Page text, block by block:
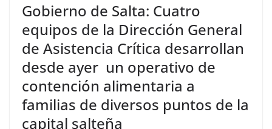
Gobierno de Salta: Cuatro
equipos de la Dirección General
de Asistencia Crítica desarrollan
desde ayer un operativo de
contención alimentaria a
familias de diversos puntos de la
capital salteña